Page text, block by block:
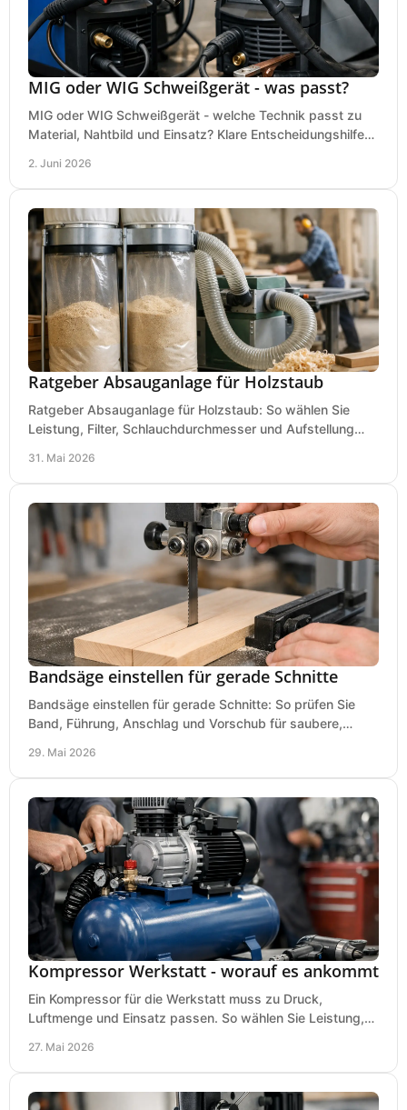
MIG oder WIG Schweißgerät - was passt?
MIG oder WIG Schweißgerät - welche Technik passt zu
Material, Nahtbild und Einsatz? Klare Entscheidungshilfe
2. Juni 2026
Ratgeber Absauganlage für Holzstaub
Ratgeber Absauganlage für Holzstaub: So wählen Sie
Leistung, Filter, Schlauchdurchmesser und Aufstellung
31. Mai 2026
Bandsäge einstellen für gerade Schnitte
Bandsäge einstellen für gerade Schnitte: So prüfen Sie
Band, Führung, Anschlag und Vorschub für saubere,
29. Mai 2026
Kompressor Werkstatt - worauf es ankommt
Ein Kompressor für die Werkstatt muss zu Druck,
Luftmenge und Einsatz passen. So wählen Sie Leistung,
27. Mai 2026